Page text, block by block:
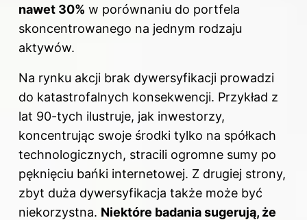
nawet 30% w porównaniu do portfela
skoncentrowanego na jednym rodzaju
aktywów.
Na rynku akcji brak dywersyfikacji prowadzi
do katastrofalnych konsekwencji. Przykład z
lat 90-tych ilustruje, jak inwestorzy,
koncentrując swoje środki tylko na spółkach
technologicznych, stracili ogromne sumy po
pęknięciu bańki internetowej. Z drugiej strony,
zbyt duża dywersyfikacja także może być
niekorzystna. Niektóre badania sugerują, że